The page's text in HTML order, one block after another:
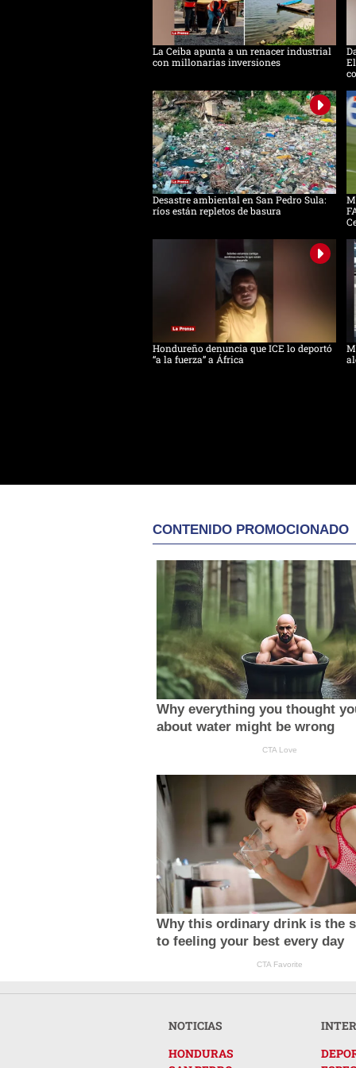
La Ceiba apunta a un renacer industrial
con millonarias inversiones
Desastre ambiental en San Pedro Sula:
ríos están repletos de basura
Hondureño denuncia que ICE lo deportó
“a la fuerza” a África
CONTENIDO PROMOCIONADO
Why everything you thought
about water might be wrong
CTA Love
Why this ordinary drink is the
to feeling your best every day
CTA Favorite
NOTICIAS
HONDURAS